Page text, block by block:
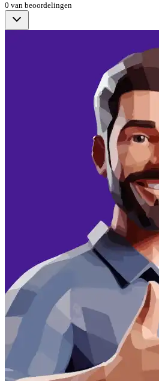
0 van beoordelingen